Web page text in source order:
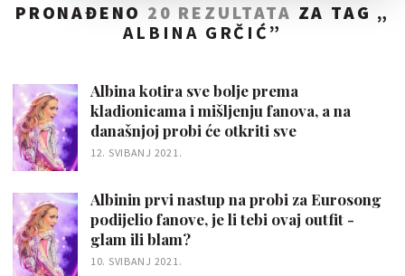
PRONAĐENO 20 REZULTATA ZA TAG „
ALBINA GRČIĆ ”
Albina kotira sve bolje prema
kladionicama i mišljenju fanova, a na
današnjoj probi će otkriti sve
12. SVIBANJ 2021.
Albinin prvi nastup na probi za Eurosong
podijelio fanove, je li tebi ovaj outfit -
glam ili blam?
10. SVIBANJ 2021.